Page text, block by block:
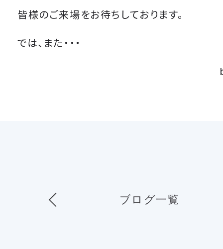
皆様のご来場をお待ちしております。
では、また・・・
ブログ一覧